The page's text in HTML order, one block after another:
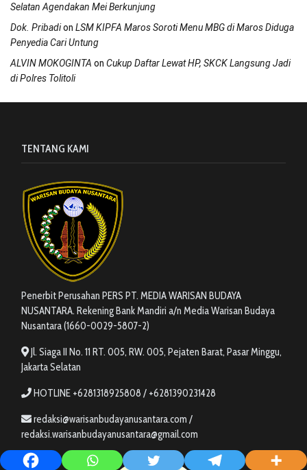
Selatan Agendakan Mei Berkunjung
Dok. Pribadion LSM KIPFA Maros Soroti Menu MBG di Maros Diduga
Penyedia Cari Untung
ALVIN MOKOGINTA on Cukup Daftar Lewat HP, SKCK Langsung Jadi
di Polres Tolitoli
TENTANG KAMI
Penerbit Perusahan PERS PT. MEDIA WARISAN BUDAYA
NUSANTARA. Rekening Bank Mandiri a/n Media Warisan Budaya
Nusantara (1660-0029-5807-2)
Jl. Siaga II No. 11 RT. 005, RW. 005, Pejaten Barat, Pasar Minggu,
Jakarta Selatan
HOTLINE +6281318925808 / +6281390231428
redaksi@warisanbudayanusantara.com /
redaksi.warisanbudayanusantara@gmail.com